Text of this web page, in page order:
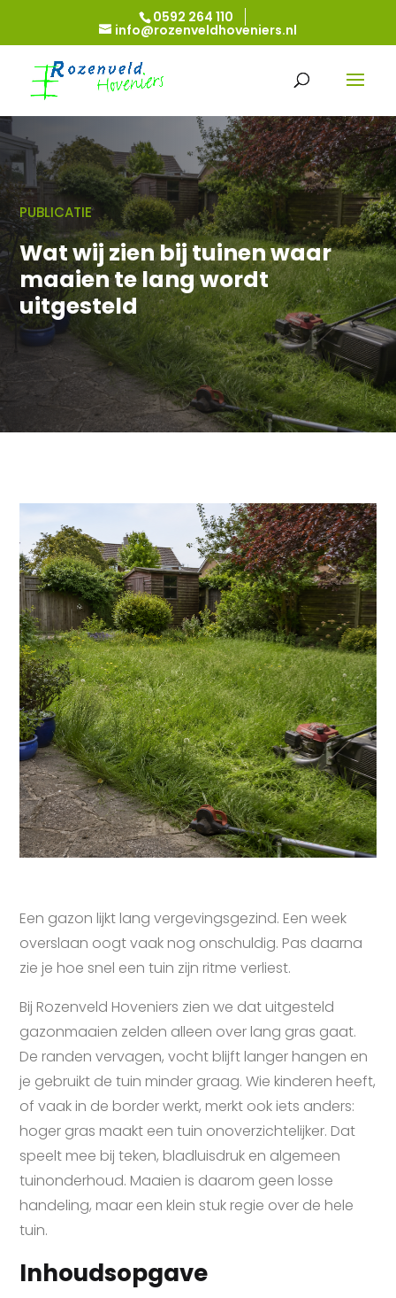
0592 264 110
info@rozenveldhoveniers.nl
PUBLICATIE
Wat wij zien bij tuinen waar
maaien te lang wordt
uitgesteld
Een gazon lijkt lang vergevingsgezind. Een week
overslaan oogt vaak nog onschuldig. Pas daarna
zie je hoe snel een tuin zijn ritme verliest.
Bij Rozenveld Hoveniers zien we dat uitgesteld
gazonmaaien zelden alleen over lang gras gaat.
De randen vervagen, vocht blijft langer hangen en
je gebruikt de tuin minder graag. Wie kinderen heeft,
of vaak in de border werkt, merkt ook iets anders:
hoger gras maakt een tuin onoverzichtelijker. Dat
speelt mee bij teken, bladluisdruk en algemeen
tuinonderhoud. Maaien is daarom geen losse
handeling, maar een klein stuk regie over de hele
tuin.
Inhoudsopgave